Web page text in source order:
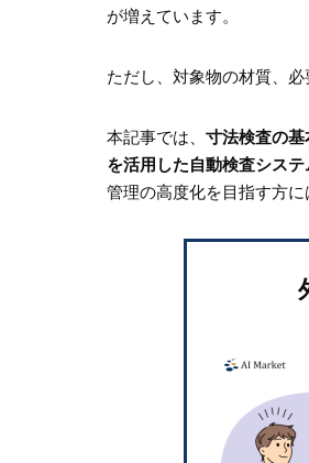
が増えています。
ただし、対象物の材質、
本記事では、 寸法検査の
を活用した自動検査シス
管理の高度化を目指す方に